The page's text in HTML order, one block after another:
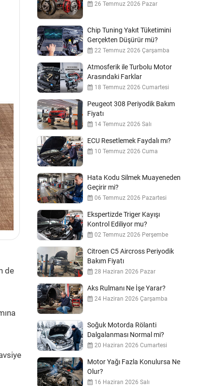
de
26 Temmuz 2026 Pazar
Chip Tuning Yakıt Tüketimini
Gerçekten Düşürür mü?
22 Temmuz 2026 Çarşamba
Atmosferik ile Turbolu Motor
Arasındaki Farklar
18 Temmuz 2026 Cumartesi
Peugeot 308 Periyodik Bakım
Fiyatı
14 Temmuz 2026 Salı
ECU Resetlemek Faydalı mı?
10 Temmuz 2026 Cuma
Hata Kodu Silmek Muayeneden
Geçirir mi?
06 Temmuz 2026 Pazartesi
Ekspertizde Triger Kayışı
Kontrol Ediliyor mu?
02 Temmuz 2026 Perşembe
Citroen C5 Aircross Periyodik
Bakım Fiyatı
28 Haziran 2026 Pazar
Aks Rulmanı Ne İşe Yarar?
24 Haziran 2026 Çarşamba
Soğuk Motorda Rölanti
Dalgalanması Normal mi?
20 Haziran 2026 Cumartesi
Motor Yağı Fazla Konulursa Ne
Olur?
16 Haziran 2026 Salı